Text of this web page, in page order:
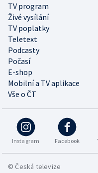
TV program
Živé vysílání
TV poplatky
Teletext
Podcasty
Počasí
E-shop
Mobilní a TV aplikace
Vše o ČT
Instagram Facebook
© Česká televize